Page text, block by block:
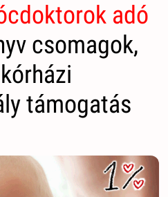
adó
csomagok,
támogatás